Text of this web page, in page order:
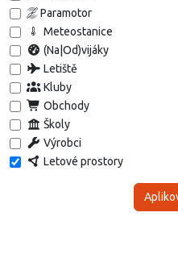
Paramotor
Meteostanice
(Na|Od)vijáky
Letiště
Kluby
Obchody
Školy
Výrobci
Letové prostory